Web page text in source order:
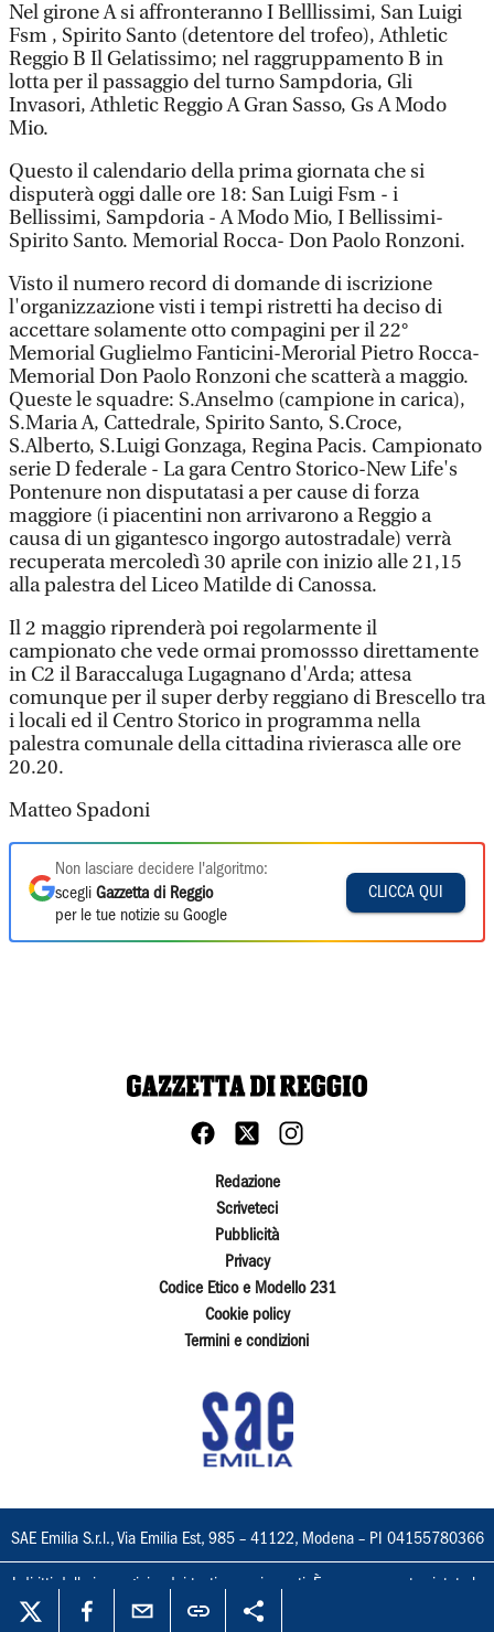
Nel girone A si affronteranno I Belllissimi, San Luigi
Fsm , Spirito Santo (detentore del trofeo), Athletic
Reggio B Il Gelatissimo; nel raggruppamento B in
lotta per il passaggio del turno Sampdoria, Gli
Invasori, Athletic Reggio A Gran Sasso, Gs A Modo
Mio.
Questo il calendario della prima giornata che si
disputerà oggi dalle ore 18: San Luigi Fsm - i
Bellissimi, Sampdoria - A Modo Mio, I Bellissimi-
Spirito Santo. Memorial Rocca- Don Paolo Ronzoni.
Visto il numero record di domande di iscrizione
l'organizzazione visti i tempi ristretti ha deciso di
accettare solamente otto compagini per il 22°
Memorial Guglielmo Fanticini-Merorial Pietro Rocca-
Memorial Don Paolo Ronzoni che scatterà a maggio.
Queste le squadre: S.Anselmo (campione in carica),
S.Maria A, Cattedrale, Spirito Santo, S.Croce,
S.Alberto, S.Luigi Gonzaga, Regina Pacis. Campionato
serie D federale - La gara Centro Storico-New Life's
Pontenure non disputatasi a per cause di forza
maggiore (i piacentini non arrivarono a Reggio a
causa di un gigantesco ingorgo autostradale) verrà
recuperata mercoledì 30 aprile con inizio alle 21,15
alla palestra del Liceo Matilde di Canossa.
Il 2 maggio riprenderà poi regolarmente il
campionato che vede ormai promossso direttamente
in C2 il Baraccaluga Lugagnano d'Arda; attesa
comunque per il super derby reggiano di Brescello tra
i locali ed il Centro Storico in programma nella
palestra comunale della cittadina rivierasca alle ore
20.20.
Matteo Spadoni
Non lasciare decidere l'algoritmo:
scegli Gazzetta di Reggio
per le tue notizie su Google
CLICCA QUI
Redazione
Scriveteci
Pubblicità
Privacy
Codice Etico e Modello 231
Cookie policy
Termini e condizioni
SAE Emilia S.r.l., Via Emilia Est, 985 – 41122, Modena – PI 04155780366
I diritti delle immagini e dei testi sono riservati. È espressamente vietata la
loro riproduzione con qualsiasi mezzo e l'adattamento totale o parziale.